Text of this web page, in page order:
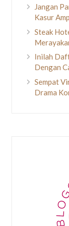
Jangan
Kasur
Steak
Inilah
Dengan
Sempat
Drama